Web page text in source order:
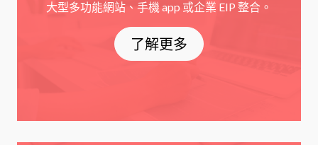
大型多功能網站、手機 app 或企業 EIP 整合。
了解更多